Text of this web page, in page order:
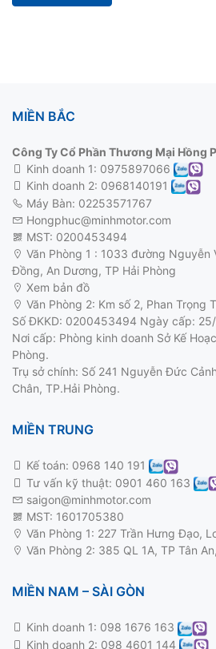
MIỀN BẮC
Công Ty Cổ Phần Thương Mại Hồng
Kinh doanh 1: 0975897066
Kinh doanh 2: 0968140191
Máy Bàn: 02253571767
Hongphuc@minhmotor.com
MST: 0200453494
Văn Phòng 1 : 1033 đường Nguyễn
Đồng, An Dương, TP Hải Phòng
Xem bản đồ
Văn Phòng 2: Km số 2, Phan Trọng
Số ĐKKD: 0200453494 Ngày cấp:
Nơi cấp: Phòng kinh doanh Sở Kế
Phòng.
Trụ sở chính: Số 241 Nguyễn Đức
Chân, TP.Hải Phòng.
MIỀN TRUNG
Kế toán: 0968 140 191
Tư vấn kỹ thuật: 0901 460 163
saigon@minhmotor.com
MST: 1601705380
Văn Phòng 1: 227 Trần Hưng Đạo,
Văn Phòng 2: 385 QL 1A, TP Tân
MIỀN NAM – SÀI GÒN
Kinh doanh 1: 098 1676 163
Kinh doanh 2: 098 4601 144